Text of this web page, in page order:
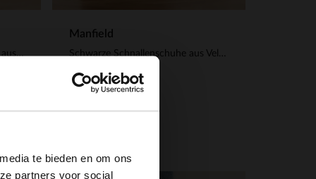
te bieden en om ons
partners voor social
Taupefarbene Schnallenschuhe aus Veloursleder
Manfield
Schwarze Schnallenschuhe aus Veloursleder
129.99